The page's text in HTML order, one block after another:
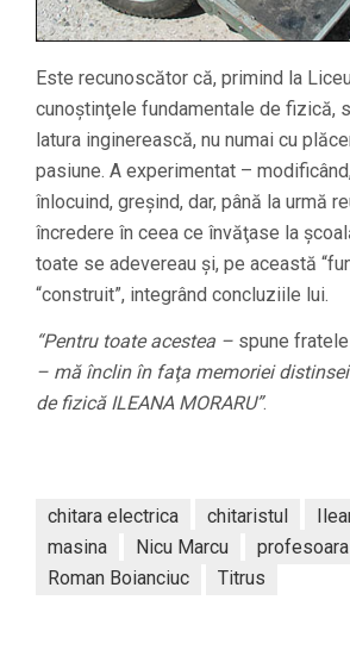
Este recunoscător că, primind la
cunoştinţele fundamentale de fizică,
latura inginerească, nu numai cu
pasiune. A experimentat –
înlocuind, greşind, dar, până la urmă
încredere în ceea ce învăţase la
toate se adevereau şi, pe această
“construit”, integrând concluziile lui.
“Pentru toate acestea – spune
– mă înclin în faţa memoriei
de fizică ILEANA MORARU”.
chitara electrica chitaristul
masina
Nicu Marcu
Roman Boianciuc
Titrus